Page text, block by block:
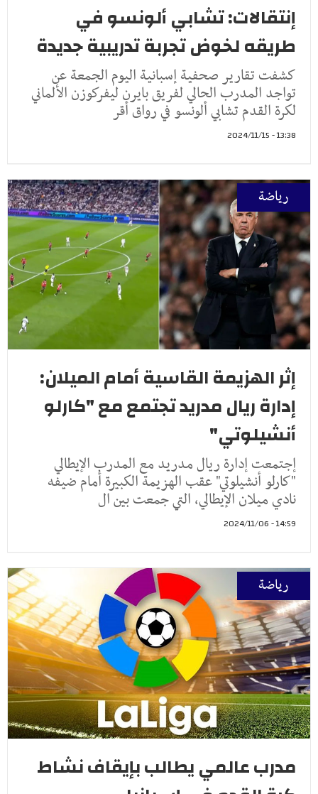
إنتقالات: تشابي ألونسو في
طريقه لخوض تجربة تدريبية جديدة
كشفت تقارير صحفية إسبانية اليوم الجمعة عن
تواجد المدرب الحالي لفريق بايرن ليفركوزن الألماني
لكرة القدم تشابي ألونسو في رواق أقر
13:38 - 2024/11/15
رياضة
إثر الهزيمة القاسية أمام الميلان:
إدارة ريال مدريد تجتمع مع "كارلو
أنشيلوتي"
إجتمعت إدارة ريال مدريد مع المدرب الإيطالي
"كارلو أنشيلوتي" عقب الهزيمة الكبيرة أمام ضيفه
نادي ميلان الإيطالي، التي جمعت بين ال
14:59 - 2024/11/06
رياضة
مدرب عالمي يطالب بإيقاف نشاط